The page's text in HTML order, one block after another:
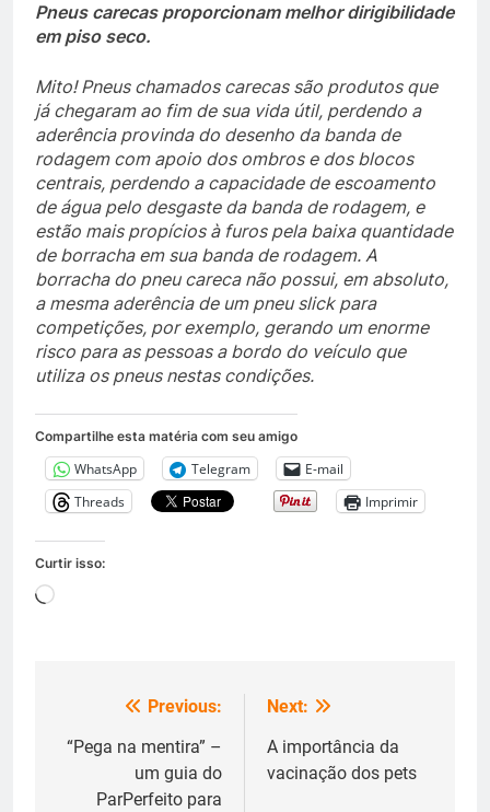
Pneus carecas proporcionam melhor dirigibilidade
em piso seco.
Mito! Pneus chamados carecas são produtos que
já chegaram ao fim de sua vida útil, perdendo a
aderência provinda do desenho da banda de
rodagem com apoio dos ombros e dos blocos
centrais, perdendo a capacidade de escoamento
de água pelo desgaste da banda de rodagem, e
estão mais propícios à furos pela baixa quantidade
de borracha em sua banda de rodagem. A
borracha do pneu careca não possui, em absoluto,
a mesma aderência de um pneu slick para
competições, por exemplo, gerando um enorme
risco para as pessoas a bordo do veículo que
utiliza os pneus nestas condições.
Compartilhe esta matéria com seu amigo
WhatsApp Telegram
E-mail
Threads
Imprimir
Curtir isso:
Carregando...
Navegação
de
Post
Previous:
“Pega na mentira” –
um guia do
ParPerfeito para
Next:
A importância da
vacinação dos pets